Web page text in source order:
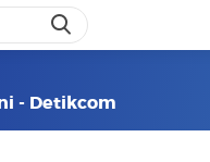
- Detikcom